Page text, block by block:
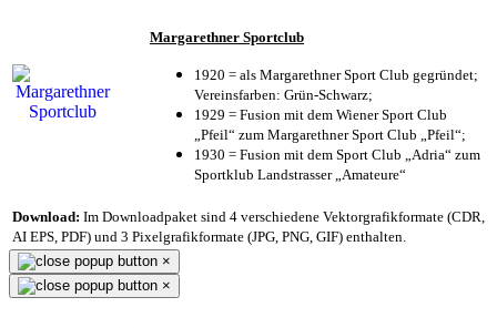
Margarethner Sportclub
1920 = als Margarethner Sport Club gegründet;
Vereinsfarben: Grün-Schwarz;
1929 = Fusion mit dem Wiener Sport Club
„Pfeil“ zum Margarethner Sport Club „Pfeil“;
1930 = Fusion mit dem Sport Club „Adria“ zum
Sportklub Landstrasser „Amateure“
Download: Im Downloadpaket sind 4 verschiedene Vektorgrafikformate (CDR,
AI EPS, PDF) und 3 Pixelgrafikformate (JPG, PNG, GIF) enthalten.
×
×